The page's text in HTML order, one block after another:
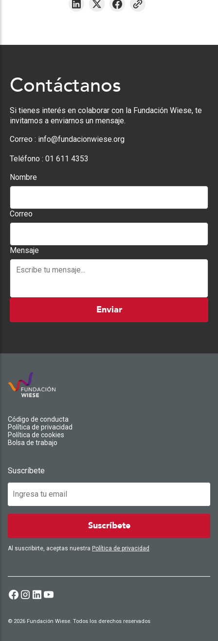
Contáctanos
Si tienes interés en colaborar con la Fundación Wiese, te
invitamos a enviarnos un mensaje.
Correo : info@fundacionwiese.org
Teléfono : 01 611 4353
Nombre
Correo
Mensaje
Enviar
Código de conducta
Política de privacidad
Política de cookies
Bolsa de trabajo
Suscríbete
Suscríbete
Al suscribirte, aceptas nuestra Política de privacidad
© 2026 Fundación Wiese. Todos los derechos reservados